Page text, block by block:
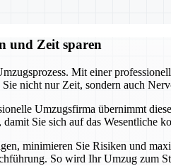
und Zeit sparen
Mit einer
nicht nur Zeit, sondern auch
Umzugsfirma übernimmt
Sie sich auf das Wesentliche
minimieren Sie Risiken und
So wird Ihr Umzug zum